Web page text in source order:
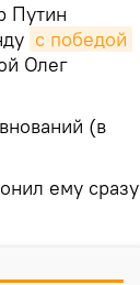
Путин
с победой
Олег
(в
ему сразу